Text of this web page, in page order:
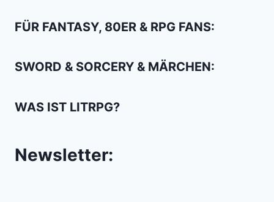
FÜR FANTASY, 80ER & RPG FANS:
SWORD & SORCERY & MÄRCHEN:
WAS IST LITRPG?
Newsletter: